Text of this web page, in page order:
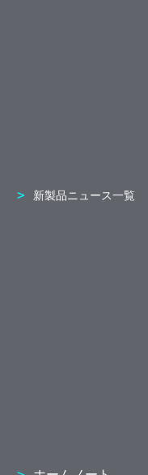
新製品ニュース一覧